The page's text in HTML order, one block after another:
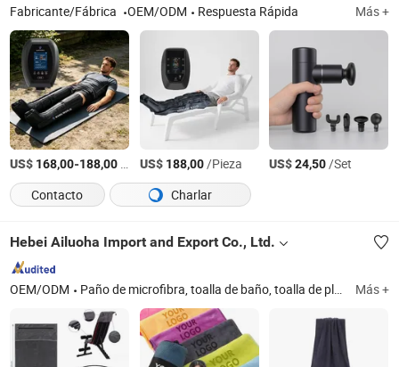
Fabricante/Fábrica OEM/ODM Respuesta Rápida Más +
US$ 168,00-188,00 US$ 188,00/Pieza US$24,50/Set
Contacto
Charlar
Hebei Ailuoha Import and Export Co., Ltd.
OEM/ODM Paño de microfibra, toalla de baño, toalla de playa, toalla de coche, toalla deportiva, toalla de cocina Más +